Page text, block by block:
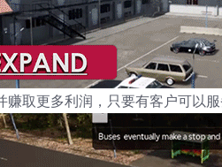
赚取更多利润，只要有客户可以